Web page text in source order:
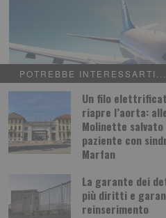
POTREBBE INTERESSARTI...
Un filo
riapre l’aorta:
Molinette salvato
paziente con
Marfan
La garante dei
più diritti e
reinserimento
Vacanza… da cosa?
SOCIOGRAFIA LETTERE DAL
di conoscere il compianto Sergio